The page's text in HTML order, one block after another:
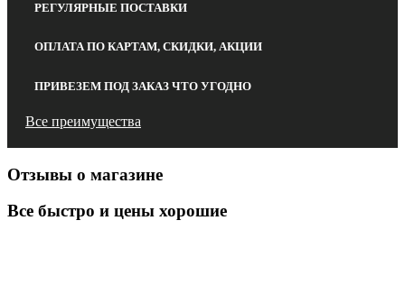
РЕГУЛЯРНЫЕ ПОСТАВКИ
ОПЛАТА ПО КАРТАМ, СКИДКИ, АКЦИИ
ПРИВЕЗЕМ ПОД ЗАКАЗ ЧТО УГОДНО
Все преимущества
Отзывы о магазине
Все быстро и цены хорошие